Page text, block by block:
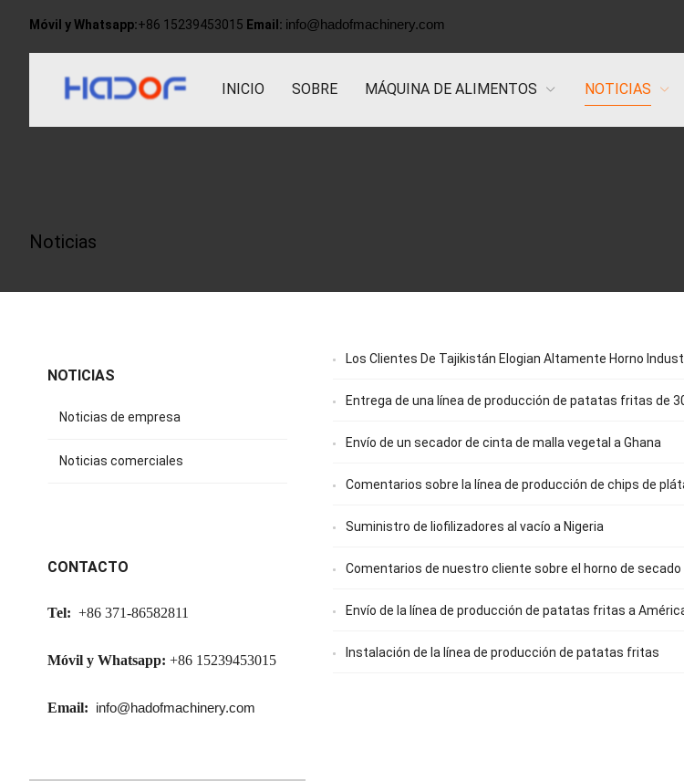
Móvil y Whatsapp:+86 15239453015 Email: info@hadofmachinery.com
INICIO SOBRE MÁQUINA DE ALIMENTOS NOTICIAS
Noticias
Los Clientes De Tajikistán Elogian Altamente Horno
Entrega de una línea de producción de patatas fritas de
Envío de un secador de cinta de malla vegetal a Ghana
Comentarios sobre la línea de producción de chips de
Suministro de liofilizadores al vacío a Nigeria
Comentarios de nuestro cliente sobre el horno de secado
Envío de la línea de producción de patatas fritas a
Instalación de la línea de producción de patatas fritas
NOTICIAS
Noticias de empresa
Noticias comerciales
CONTACTO
Tel: +86 371-86582811
Móvil y Whatsapp: +86 15239453015
Email: info@hadofmachinery.com